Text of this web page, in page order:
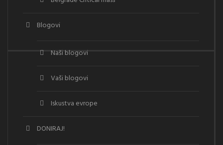
Blogovi
Naši blogovi
Vaši blogovi
Iskustva evrope
DONIRAJ!